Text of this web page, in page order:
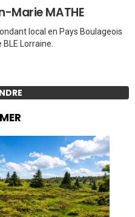
Marie MATHE
local en Pays Boulageois
Lorraine.